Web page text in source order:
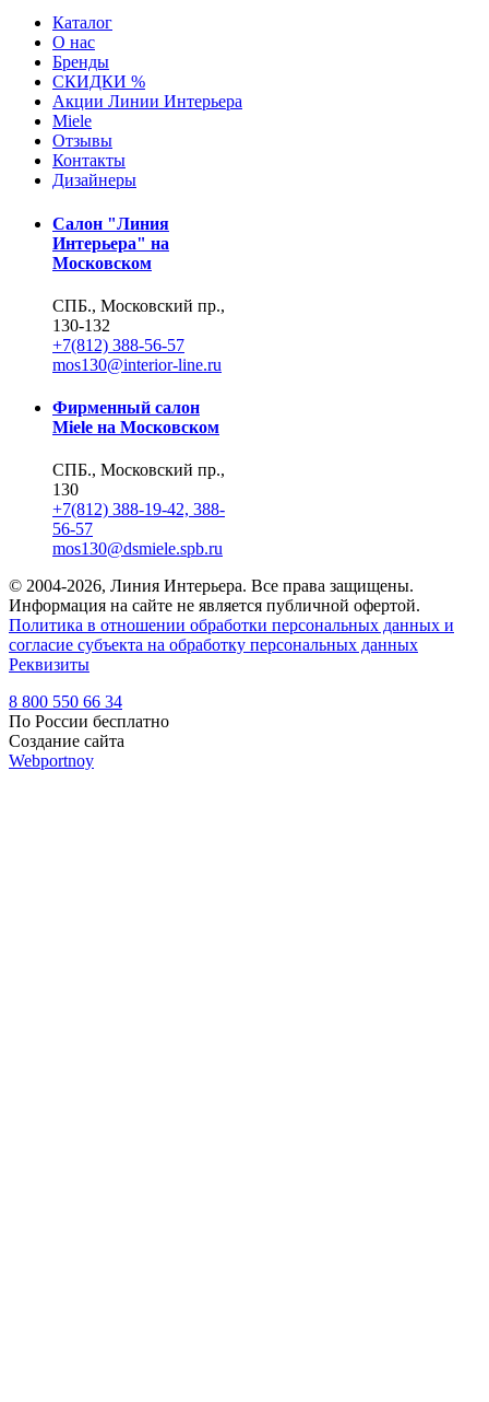
Каталог
О нас
Бренды
СКИДКИ %
Акции Линии Интерьера
Miele
Отзывы
Контакты
Дизайнеры
Салон "Линия
Интерьера" на
Московском
СПБ., Московский пр.,
130-132
+7(812) 388-56-57
mos130@interior-line.ru
Фирменный салон
Miele на Московском
СПБ., Московский пр.,
130
+7(812) 388-19-42, 388-
56-57
mos130@dsmiele.spb.ru
© 2004-2026, Линия Интерьера. Все права защищены.
Информация на сайте не является публичной офертой.
Политика в отношении обработки персональных данных и
согласие субъекта на обработку персональных данных
Реквизиты
8 800 550 66 34
По России бесплатно
Создание сайта
Webportnoy